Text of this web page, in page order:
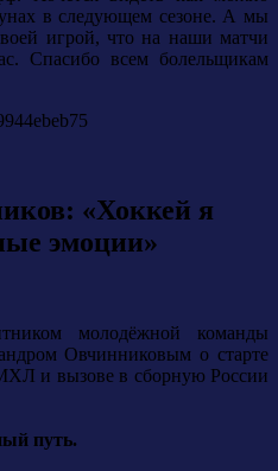
в следующем сезоне. А мы
игрой, что на наши матчи
Спасибо всем болельщикам
«Хоккей я
эмоции»
молодёжной команды
Овчинниковым о старте
и вызове в сборную России
путь.